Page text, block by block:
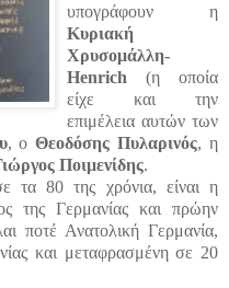
υπογράφουν η
Κυριακή
Χρυσομάλλη-
Henrich (η οποία
είχε και την
επιμέλεια αυτών των
, οΘεοδόσης Πυλαρινός, η
Ποιμενίδης.
τα 80 της χρόνια, είναι η
της Γερμανίας και πρώην
ποτέ Ανατολική Γερμανία,
και μεταφρασμένη σε 20